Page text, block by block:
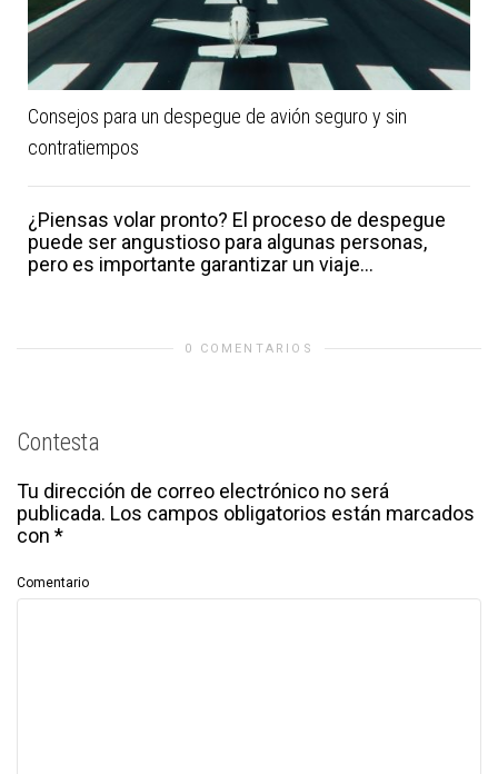
Consejos para un despegue de avión seguro y sin
contratiempos
¿Piensas volar pronto? El proceso de despegue
puede ser angustioso para algunas personas,
pero es importante garantizar un viaje...
0 COMENTARIOS
Contesta
Tu dirección de correo electrónico no será
publicada. Los campos obligatorios están marcados
con *
Comentario